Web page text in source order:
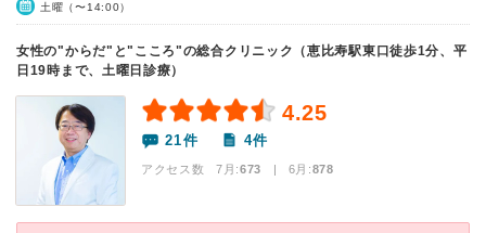
土曜（〜14:00）
女性の"からだ"と"こころ"の総合クリニック（恵比寿駅東口徒歩1分、平
日19時まで、土曜日診療）
4.25
21件 4件
アクセス数 7月:673 | 6月:878